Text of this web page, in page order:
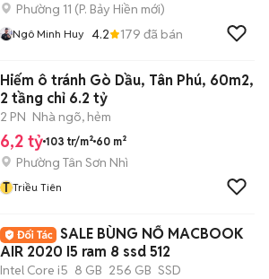
Phường 11 (P. Bảy Hiền mới)
Ngô Minh Huy 4.2 179 đã bán
Hiếm ô tránh Gò Dầu, Tân Phú, 60m2,
2 tầng chỉ 6.2 tỷ
2 PN Nhà ngõ, hẻm
6,2 tỷ 103 tr/m² 60 m²
Phường Tân Sơn Nhì
T Triều Tiên
SALE BÙNG NỔ MACBOOK
AIR 2020 I5 ram 8 ssd 512
Intel Core i5 8 GB 256 GB SSD